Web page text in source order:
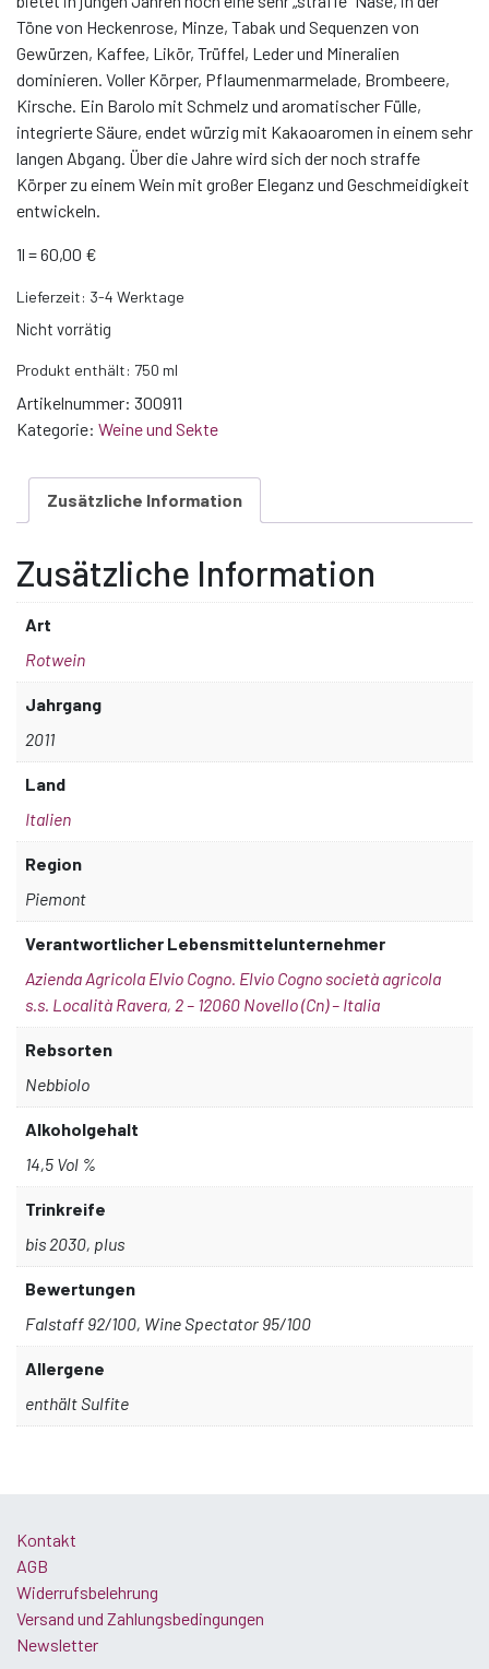
Töne von Heckenrose, Minze, Tabak und Sequenzen von
Gewürzen, Kaffee, Likör, Trüffel, Leder und Mineralien
dominieren. Voller Körper, Pflaumenmarmelade, Brombeere,
Kirsche. Ein Barolo mit Schmelz und aromatischer Fülle,
integrierte Säure, endet würzig mit Kakaoaromen in einem sehr
langen Abgang. Über die Jahre wird sich der noch straffe
Körper zu einem Wein mit großer Eleganz und Geschmeidigkeit
entwickeln.
1l = 60,00 €
Lieferzeit: 3-4 Werktage
Nicht vorrätig
Produkt enthält: 750 ml
Artikelnummer: 300911
Kategorie: Weine und Sekte
Zusätzliche Information
Zusätzliche Information
Art
Rotwein
Jahrgang
2011
Land
Italien
Region
Piemont
Verantwortlicher Lebensmittelunternehmer
Azienda Agricola Elvio Cogno. Elvio Cogno società agricola
s.s. Località Ravera, 2 – 12060 Novello (Cn) – Italia
Rebsorten
Nebbiolo
Alkoholgehalt
14,5 Vol %
Trinkreife
bis 2030, plus
Bewertungen
Falstaff 92/100, Wine Spectator 95/100
Allergene
enthält Sulfite
Kontakt
AGB
Widerrufsbelehrung
Versand und Zahlungsbedingungen
Newsletter